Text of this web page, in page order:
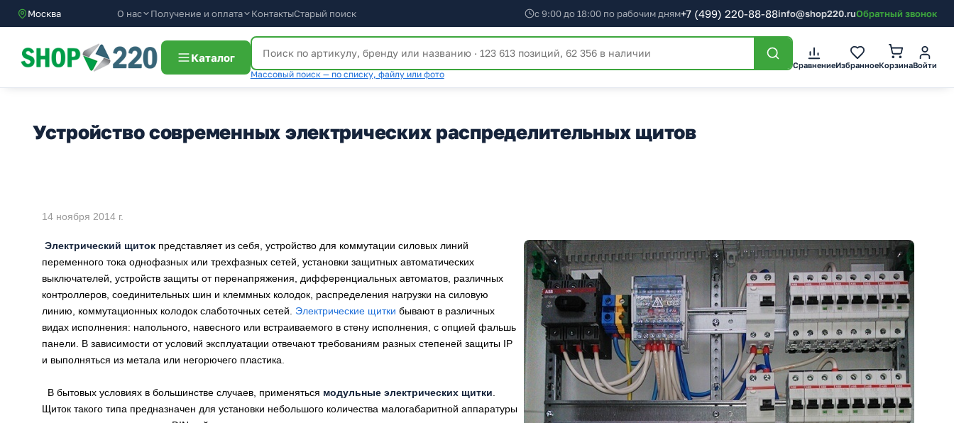
Москва О нас Получение и оплата КонтактыСтарый поиск с 9:00 до 18:00 по рабочим дням+7 (499) 220-88-88info@shop220.ruОбратный звонок
Каталог
Массовый поиск — по списку, файлу или фото
СравнениеИзбранноеКорзинаВойти
Устройство современных электрических распределительных щитов
14 ноября 2014 г.
Электрический щиток представляет из себя, устройство для коммутации силовых линий
переменного тока однофазных или трехфазных сетей, установки защитных автоматических
выключателей, устройств защиты от перенапряжения, дифференциальных автоматов, различных
контроллеров, соединительных шин и клеммных колодок, распределения нагрузки на силовую
линию, коммутационных колодок слаботочных сетей. Электрические щитки бывают в различных
видах исполнения: напольного, навесного или встраиваемого в стену исполнения, с опцией фальшь
панели. В зависимости от условий эксплуатации отвечают требованиям разных степеней защиты IP
и выполняться из метала или негорючего пластика.
В бытовых условиях в большинстве случаев, применяться модульные электрических щитки
Щиток такого типа предназначен для установки небольшого количества малогабаритной аппаратуры